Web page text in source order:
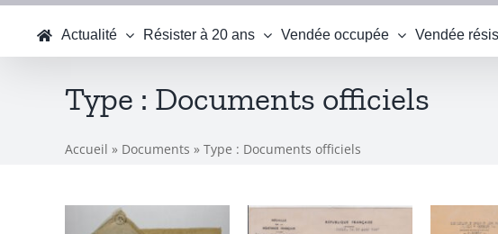
Actualité Résister à 20 ans Vendée occupée Vendée
Type : Documents officiels
Accueil » Documents » Type : Documents officiels